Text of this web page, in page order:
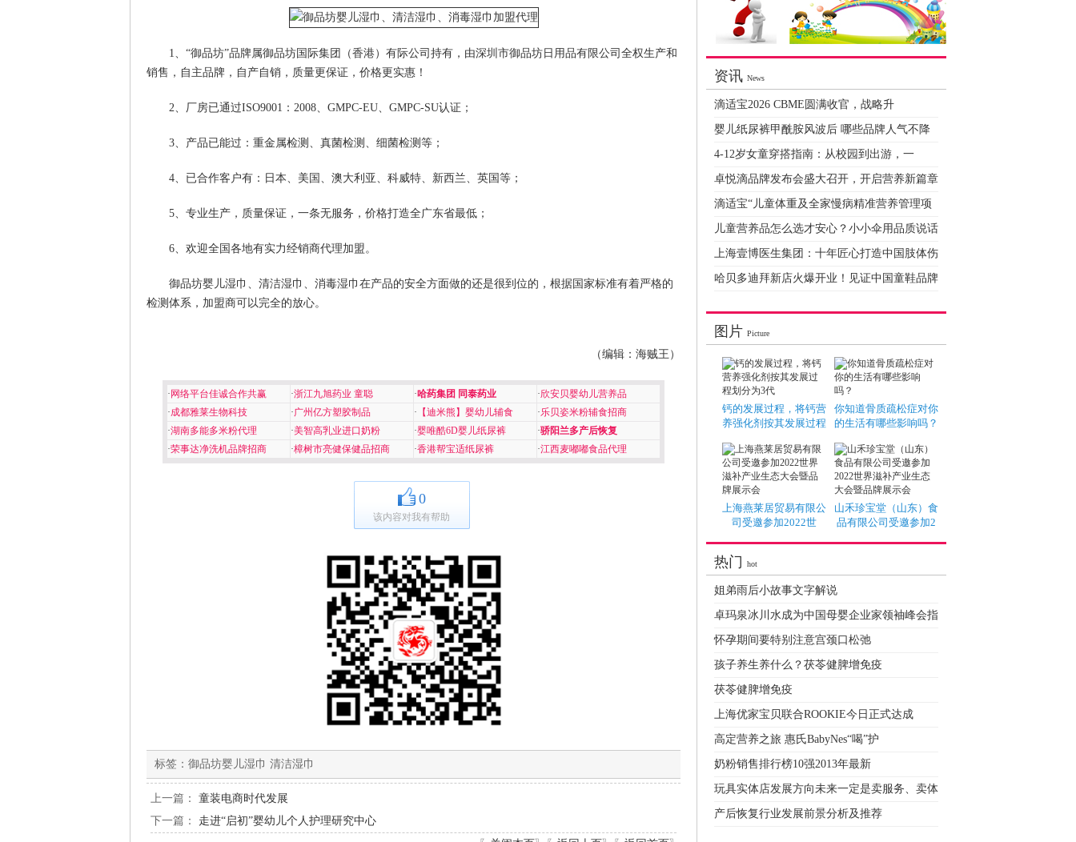
1、“御品坊”品牌属御品坊国际集团（香港）有际公司持有，由深圳市御品坊日用品有限公司全权生产和
销售，自主品牌，自产自销，质量更保证，价格更实惠！
2、厂房已通过ISO9001：2008、GMPC-EU、GMPC-SU认证；
3、产品已能过：重金属检测、真菌检测、细菌检测等；
4、已合作客户有：日本、美国、澳大利亚、科威特、新西兰、英国等；
5、专业生产，质量保证，一条无服务，价格打造全广东省最低；
6、欢迎全国各地有实力经销商代理加盟。
御品坊婴儿湿巾、清洁湿巾、消毒湿巾在产品的安全方面做的还是很到位的，根据国家标准有着严格的
检测体系，加盟商可以完全的放心。
（编辑：海贼王）
· 网络平台佳诚合作共赢 ·浙江九旭药业 童聪 ·哈药集团 同泰药业 ·欣安贝婴幼儿营养品
·成都雅莱生物科技 ·广州亿方塑胶制品 · 【迪米熊】婴幼儿辅食 ·乐贝姿米粉辅食招商
·湖南多能多米粉代理 ·美智高乳业进口奶粉 ·婴唯酷6D婴儿纸尿裤 ·骄阳兰多产后恢复
·荣事达净洗机品牌招商 ·樟树市亮健保健品招商 ·香港帮宝适纸尿裤 ·江西麦嘟嘟食品代理
0
该内容对我有帮助
标签： 御品坊婴儿湿巾 清洁湿巾
上一篇： 童装电商时代发展
下一篇： 走进“启初”婴幼儿个人护理研究中心
资讯 News
滴适宝2026 CBME圆满收官，战略升
婴儿纸尿裤甲酰胺风波后 哪些品牌人气不降
4-12岁女童穿搭指南：从校园到出游，一
卓悦滴品牌发布会盛大召开，开启营养新篇章
滴适宝“儿童体重及全家慢病精准营养管理项
儿童营养品怎么选才安心？小小伞用品质说话
上海壹博医生集团：十年匠心打造中国肢体伤
哈贝多迪拜新店火爆开业！见证中国童鞋品牌
图片 Picture
钙的发展过程，将钙营
养强化剂按其发展过程
你知道骨质疏松症对你
的生活有哪些影响吗？
上海燕莱居贸易有限公
司受邀参加2022世
山禾珍宝堂（山东）食
品有限公司受邀参加2
热门 hot
姐弟雨后小故事文字解说
卓玛泉冰川水成为中国母婴企业家领袖峰会指
怀孕期间要特别注意宫颈口松弛
孩子养生养什么？茯苓健脾增免疫
茯苓健脾增免疫
上海优家宝贝联合ROOKIE今日正式达成
高定营养之旅 惠氏BabyNes“喝”护
奶粉销售排行榜10强2013年最新
玩具实体店发展方向未来一定是卖服务、卖体
产后恢复行业发展前景分析及推荐